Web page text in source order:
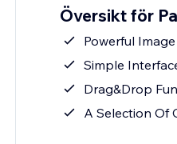
Översikt för
Powerful
Simple
Drag&Drop
A Selection Of